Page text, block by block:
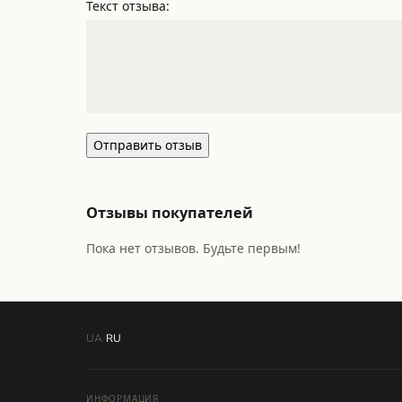
Текст отзыва:
Отправить отзыв
Отзывы покупателей
Пока нет отзывов. Будьте первым!
UA RU
ИНФОРМАЦИЯ